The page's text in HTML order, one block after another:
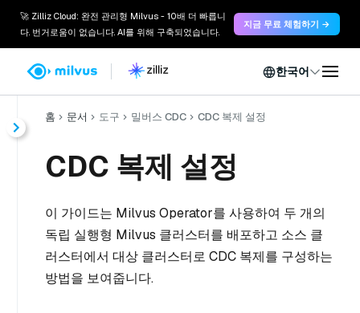
🚀 Zilliz Cloud: 완전 관리형 Milvus - 10배 더 빠릅니
다. 번거로움이 없습니다. AI를 위해 구축되었습니다.
지금 무료 체험하기 →
한국어
홈 문서 도구 밀버스 CDC CDC 복제 설정
CDC 복제 설정
이 가이드는 Milvus Operator를 사용하여 두 개의
독립 실행형 Milvus 클러스터를 배포하고 소스 클
러스터에서 대상 클러스터로 CDC 복제를 구성하는
방법을 보여줍니다.